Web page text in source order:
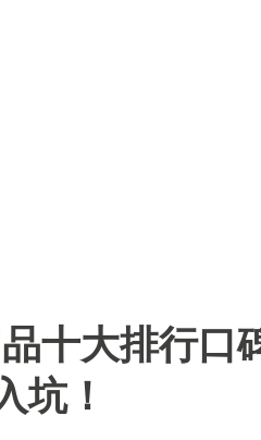
十大排行口
坑！